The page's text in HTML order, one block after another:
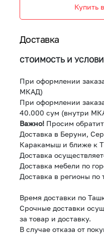
Купить
Доставка
СТОИМОСТЬ И
При оформлении
МКАД)
При оформлении
40.000 сум (внутри
Важно! Просим
Доставка в Беруни,
Каракамыш и ближе к
Доставка
Доставка мебели по
Доставка в регионы по
Время доставки по
Срочные доставки
за товар и доставку.
В случае отказа от